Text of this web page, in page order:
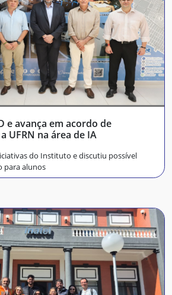
e avança em acordo de
UFRN na área de IA
do Instituto e discutiu possível
para alunos